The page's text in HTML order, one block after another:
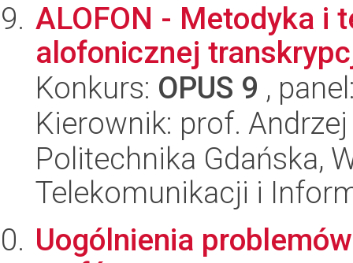
ALOFON - Metodyka i
alofonicznej
Konkurs: OPUS 9 ,
Kierownik: prof.
Politechnika Gdańska,
Telekomunikacji i
Uogólnienia